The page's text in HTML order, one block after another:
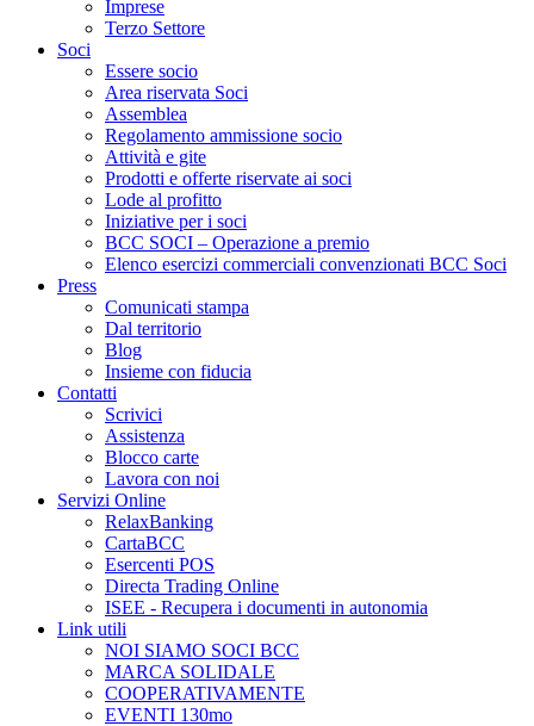
Imprese
Terzo Settore
Soci
Essere socio
Area riservata Soci
Assemblea
Regolamento ammissione socio
Attività e gite
Prodotti e offerte riservate ai soci
Lode al profitto
Iniziative per i soci
BCC SOCI – Operazione a premio
Elenco esercizi commerciali convenzionati BCC Soci
Press
Comunicati stampa
Dal territorio
Blog
Insieme con fiducia
Contatti
Scrivici
Assistenza
Blocco carte
Lavora con noi
Servizi Online
RelaxBanking
CartaBCC
Esercenti POS
Directa Trading Online
ISEE - Recupera i documenti in autonomia
Link utili
NOI SIAMO SOCI BCC
MARCA SOLIDALE
COOPERATIVAMENTE
EVENTI 130mo